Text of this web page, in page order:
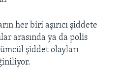
her biri aşırıcı şiddete
arasında ya da polis
şiddet olayları